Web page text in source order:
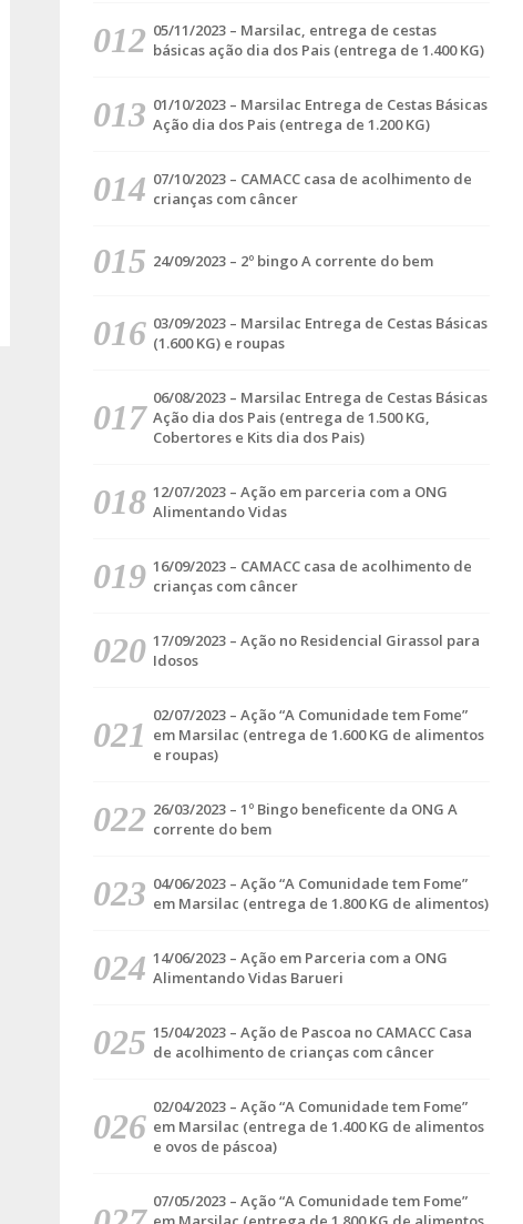
05/11/2023 – Marsilac, entrega de cestas
básicas ação dia dos Pais (entrega de 1.400 KG)
01/10/2023 – Marsilac Entrega de Cestas Básicas
Ação dia dos Pais (entrega de 1.200 KG)
07/10/2023 – CAMACC casa de acolhimento de
crianças com câncer
24/09/2023 – 2º bingo A corrente do bem
03/09/2023 – Marsilac Entrega de Cestas Básicas
(1.600 KG) e roupas
06/08/2023 – Marsilac Entrega de Cestas Básicas
Ação dia dos Pais (entrega de 1.500 KG,
Cobertores e Kits dia dos Pais)
12/07/2023 – Ação em parceria com a ONG
Alimentando Vidas
16/09/2023 – CAMACC casa de acolhimento de
crianças com câncer
17/09/2023 – Ação no Residencial Girassol para
Idosos
02/07/2023 – Ação “A Comunidade tem Fome”
em Marsilac (entrega de 1.600 KG de alimentos
e roupas)
26/03/2023 – 1º Bingo beneficente da ONG A
corrente do bem
04/06/2023 – Ação “A Comunidade tem Fome”
em Marsilac (entrega de 1.800 KG de alimentos)
14/06/2023 – Ação em Parceria com a ONG
Alimentando Vidas Barueri
15/04/2023 – Ação de Pascoa no CAMACC Casa
de acolhimento de crianças com câncer
02/04/2023 – Ação “A Comunidade tem Fome”
em Marsilac (entrega de 1.400 KG de alimentos
e ovos de páscoa)
07/05/2023 – Ação “A Comunidade tem Fome”